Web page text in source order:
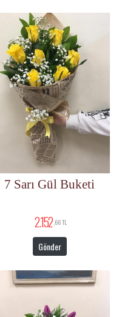
7 Sarı Gül Buketi
2.152 ,66 TL
Gönder